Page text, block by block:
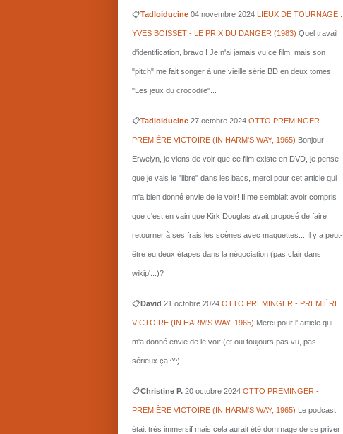
📋Tadloiducine 04 novembre 2024 LIEUX DE TOURNAGE :
YVES BOISSET - LE PRIX DU DANGER (1983) Quel travail
d'identification, bravo ! Je n'ai jamais vu ce film, mais son
"pitch" me fait songer à une vieille série BD en deux tomes,
"Les jeux du crocodile"...
📋Tadloiducine 27 octobre 2024 OTTO PREMINGER -
PREMIÈRE VICTOIRE (IN HARM'S WAY, 1965) Bonjour
Erwelyn, je viens de voir que ce film existe en DVD, je pense
que je vais le "libre" dans les bacs, merci pour cet article qui
m'a bien donné envie de le voir! Il me semblait avoir compris
que c'est en vain que Kirk Douglas avait proposé de faire
retourner à ses frais les scènes avec maquettes... Il y a peut-
être eu deux étapes dans la négociation (pas clair dans
wikip'...)?
📋David 21 octobre 2024 OTTO PREMINGER - PREMIÈRE
VICTOIRE (IN HARM'S WAY, 1965) Merci pour l' article qui
m'a donné envie de le voir (et oui toujours pas vu, pas
sérieux ça ^^)
📋Christine P. 20 octobre 2024 OTTO PREMINGER -
PREMIÈRE VICTOIRE (IN HARM'S WAY, 1965) Le podcast
était très immersif mais cela aurait été dommage de se priver